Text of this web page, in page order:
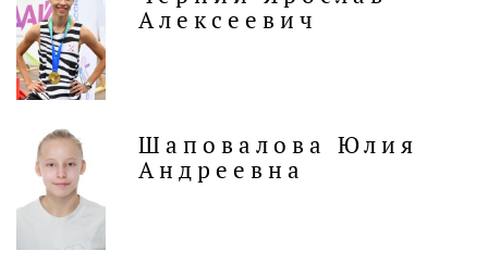
Алексеевич
Шаповалова Юлия
Андреевна